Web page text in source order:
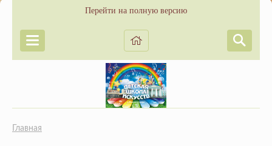
Перейти на полную версию
Главная